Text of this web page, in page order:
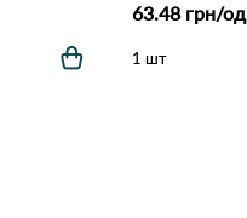
63.48 грн/од
1 шт